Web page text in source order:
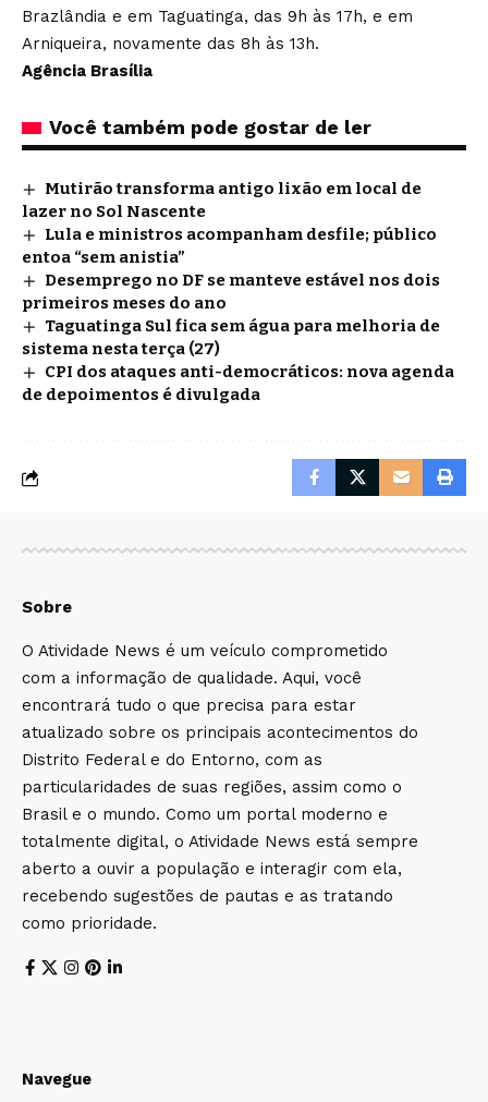
Brazlândia e em Taguatinga, das 9h às 17h, e em
Arniqueira, novamente das 8h às 13h.
Agência Brasília
Você também pode gostar de ler
Mutirão transforma antigo lixão em local de
lazer no Sol Nascente
Lula e ministros acompanham desfile; público
entoa “sem anistia”
Desemprego no DF se manteve estável nos dois
primeiros meses do ano
Taguatinga Sul fica sem água para melhoria de
sistema nesta terça (27)
CPI dos ataques anti-democráticos: nova agenda
de depoimentos é divulgada
Sobre
O Atividade News é um veículo comprometido
com a informação de qualidade. Aqui, você
encontrará tudo o que precisa para estar
atualizado sobre os principais acontecimentos do
Distrito Federal e do Entorno, com as
particularidades de suas regiões, assim como o
Brasil e o mundo. Como um portal moderno e
totalmente digital, o Atividade News está sempre
aberto a ouvir a população e interagir com ela,
recebendo sugestões de pautas e as tratando
como prioridade.
Navegue